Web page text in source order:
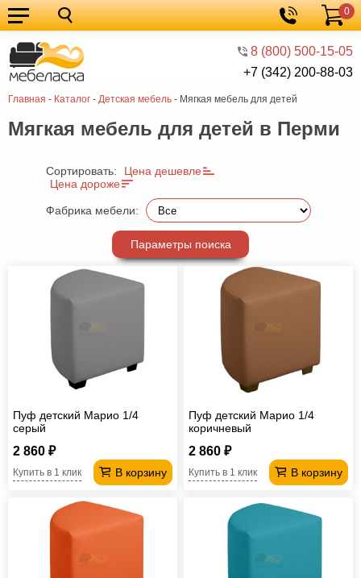
8 (800) 500-15-05
+7 (342) 200-88-03
Корзина
0
Главная - Каталог - Детская мебель - Мягкая мебель для детей
Кухонные
гарнитуры
Мебель
для
кухни
Мебель
для
спальни
Кровати
Шкафы
Детская
прихожей
Офисная
под
компьютер
Мебель
для
ванной
Мебель
трансформер
Матрасы
Садовая
Мягкая мебель для детей в Перми
Сортировать:
Цена дешевле
Цена дороже
Фабрика мебели:
Параметры поиска
Пуф детский Марио 1/4
серый
2 860 ₽
В корзину
Купить в 1 клик
Пуф детский Марио 1/4
коричневый
2 860 ₽
В корзину
Купить в 1 клик